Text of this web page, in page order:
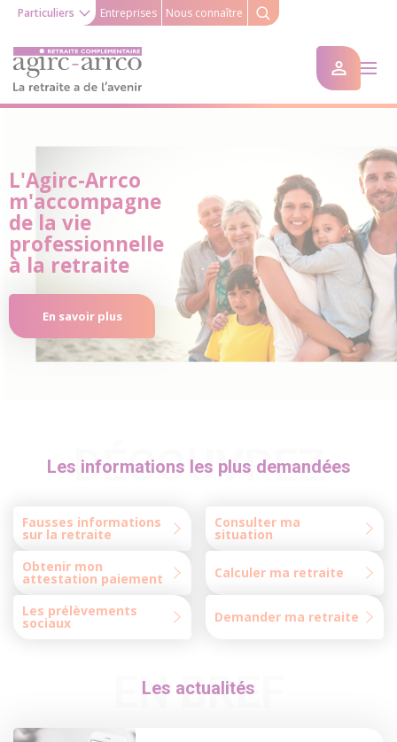
Particuliers Entreprises Nous connaître
L'Agirc-Arrco
m'accompagne
de la vie
professionnelle
à la retraite
En savoir plus
Les informations les plus demandées
DÉCOUVREZ
Fausses informations
sur la retraite
Obtenir mon
attestation paiement
Les prélèvements
sociaux
Consulter ma
situation
Calculer ma retraite
Demander ma retraite
Les actualités
EN BREF